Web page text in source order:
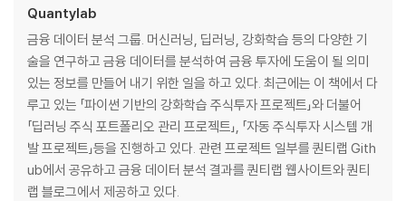
___2.1.1 딥러닝의 정의와 역사
___2.1.2 딥러닝이 최근에 주목받는 이유
___2.1.3 딥러닝으로 풀고자 하는 문제
2.2 딥러닝 발전 과정
___2.2.1 퍼셉트론
___2.2.2 인공 신경망
___2.2.3 다양한 활성화 함수 출현
___2.2.4 출력층에서 활성화 함수를 사용
___2.2.5 심층 신경망
Quantylab
금융 데이터 분석 그룹. 머신러닝, 딥러닝, 강화학습 등의 다양한 기
술을 연구하고 금융 데이터를 분석하여 금융 투자에 도움이 될 의미
있는 정보를 만들어 내기 위한 일을 하고 있다. 최근에는 이 책에서 다
루고 있는 「파이썬 기반의 강화학습 주식투자 프로젝트」와 더불어
「딥러닝 주식 포트폴리오 관리 프로젝트」, 「자동 주식투자 시스템 개
발 프로젝트」등을 진행하고 있다. 관련 프로젝트 일부를 퀀티랩 Gith
ub에서 공유하고 금융 데이터 분석 결과를 퀀티랩 웹사이트와 퀀티
랩 블로그에서 제공하고 있다.